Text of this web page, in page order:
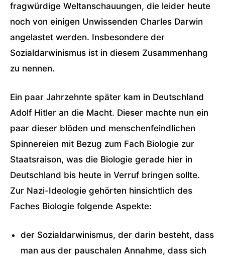
fragwürdige Weltanschauungen, die leider heute
noch von einigen Unwissenden Charles Darwin
angelastet werden. Insbesondere der
Sozialdarwinismus ist in diesem Zusammenhang
zu nennen.
Ein paar Jahrzehnte später kam in Deutschland
Adolf Hitler an die Macht. Dieser machte nun ein
paar dieser blöden und menschenfeindlichen
Spinnereien mit Bezug zum Fach Biologie zur
Staatsraison, was die Biologie gerade hier in
Deutschland bis heute in Verruf bringen sollte.
Zur Nazi-Ideologie gehörten hinsichtlich des
Faches Biologie folgende Aspekte:
der Sozialdarwinismus, der darin besteht, dass
man aus der pauschalen Annahme, dass sich